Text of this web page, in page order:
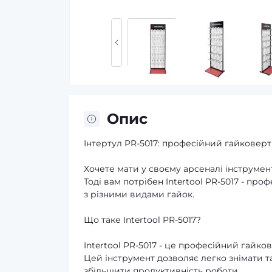
Опис
Інтертул PR-5017: професійний
Хочете мати у своєму арсеналі
Тоді вам потрібен Intertool PR-5017 -
з різними видами гайок.
Що таке Intertool PR-5017?
Intertool PR-5017 - це професійний
Цей інструмент дозволяє легко знімати